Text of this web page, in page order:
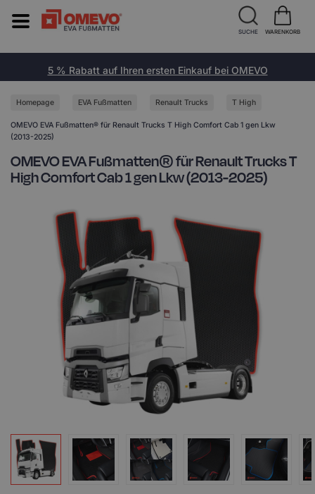
5 % Rabatt auf Ihren ersten Einkauf bei OMEVO
Homepage EVA Fußmatten Renault Trucks T High
OMEVO EVA Fußmatten® für Renault Trucks T High Comfort Cab 1 gen Lkw
(2013-2025)
OMEVO EVA Fußmatten® für Renault Trucks T
High Comfort Cab 1 gen Lkw (2013-2025)
SUCHE WARENKORB